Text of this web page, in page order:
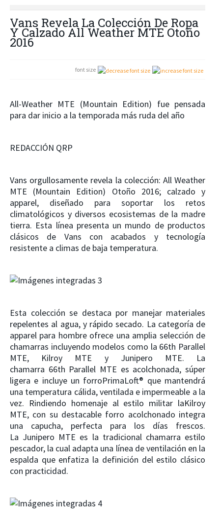
Vans Revela La Colección De Ropa
Y Calzado All Weather MTE Otoño
2016
font size
All-Weather MTE (Mountain Edition) fue pensada
para dar inicio a la temporada más ruda del año
REDACCIÓN QRP
Vans orgullosamente revela la colección: All Weather
MTE (Mountain Edition) Otoño 2016; calzado y
apparel, diseñado para soportar los retos
climatológicos y diversos ecosistemas de la madre
tierra. Esta línea presenta un mundo de productos
clásicos de Vans con acabados y tecnología
resistente a climas de baja temperatura.
Esta colección se destaca por manejar materiales
repelentes al agua, y rápido secado. La categoría de
apparel para hombre ofrece una amplia selección de
chamarras incluyendo modelos como la 66th Parallel
MTE, Kilroy MTE y Junipero MTE. La
chamarra 66th Parallel MTE es acolchonada, súper
ligera e incluye un forroPrimaLoft® que mantendrá
una temperatura cálida, ventilada e impermeable a la
vez. Rindiendo homenaje al estilo militar laKilroy
MTE, con su destacable forro acolchonado integra
una capucha, perfecta para los días frescos.
La Junipero MTE es la tradicional chamarra estilo
pescador, la cual adapta una línea de ventilación en la
espalda que enfatiza la definición del estilo clásico
con practicidad.